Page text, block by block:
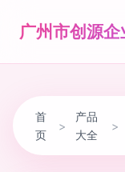
广州市创源企
首
页
>
产品
大全
>